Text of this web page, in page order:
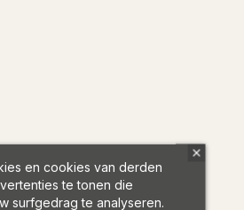
en cookies van derden
te tonen die
surfgedrag te analyseren.